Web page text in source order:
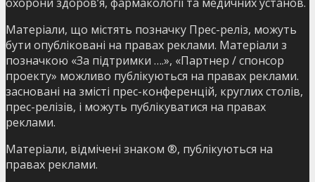
Матеріали, що містять позначку Прес-реліз, можуть
бути опубліковані на правах реклами. Матеріали з
позначкою «За підтримки ….», «Партнер / спонсор
проекту» можливо публікуються на правах реклами.
засновані на змісті прес-конференцій, круглих столів,
прес-релізів, і можуть публікуватися на правах
реклами.
Матеріали, відмічені знаком ®, публікуються на
правах реклами.